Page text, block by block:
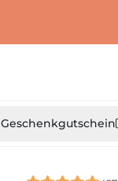
Geschenkgutschein